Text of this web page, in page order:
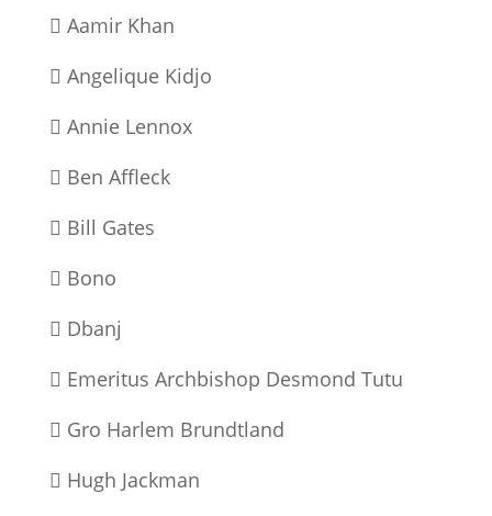
 Aamir Khan
 Angelique Kidjo
 Annie Lennox
 Ben Affleck
 Bill Gates
 Bono
 Dbanj
 Emeritus Archbishop Desmond Tutu
 Gro Harlem Brundtland
 Hugh Jackman